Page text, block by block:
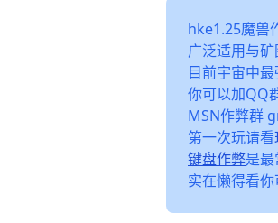
hke1.25魔兽
广泛适用与
目前宇宙中
你可以加QQ
MSN作弊群
第一次玩请看
键盘作弊是
实在懒得看